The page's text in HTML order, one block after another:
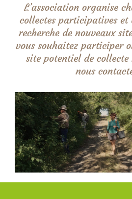
L’association organise
collectes participatives
recherche de nouveaux
vous souhaitez participer
site potentiel de collecte
nous